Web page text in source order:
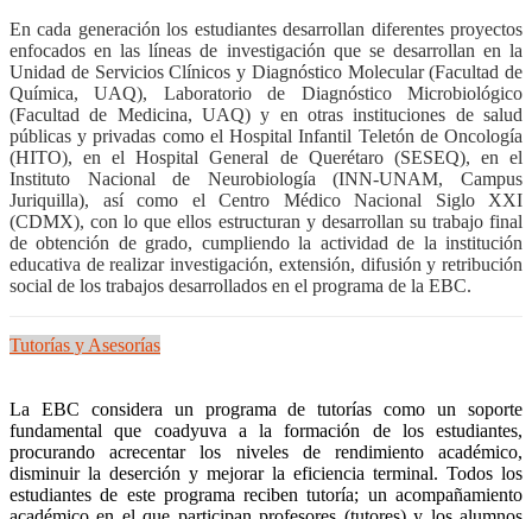
En cada generación los estudiantes desarrollan diferentes proyectos
enfocados en las líneas de investigación que se desarrollan en la
Unidad de Servicios Clínicos y Diagnóstico Molecular (Facultad de
Química, UAQ), Laboratorio de Diagnóstico Microbiológico
(Facultad de Medicina, UAQ) y en otras instituciones de salud
públicas y privadas como el Hospital Infantil Teletón de Oncología
(HITO), en el Hospital General de Querétaro (SESEQ), en el
Instituto Nacional de Neurobiología (INN-UNAM, Campus
Juriquilla), así como el Centro Médico Nacional Siglo XXI
(CDMX), con lo que ellos estructuran y desarrollan su trabajo final
de obtención de grado, cumpliendo la actividad de la institución
educativa de realizar investigación, extensión, difusión y retribución
social de los trabajos desarrollados en el programa de la EBC.
Tutorías y Asesorías
La EBC considera un programa de tutorías como un soporte
fundamental que coadyuva a la formación de los estudiantes,
procurando acrecentar los niveles de rendimiento académico,
disminuir la deserción y mejorar la eficiencia terminal. Todos los
estudiantes de este programa reciben tutoría; un acompañamiento